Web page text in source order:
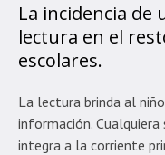
La incidencia de
lectura en el
escolares.
La lectura brinda al
información. Cualquiera
integra a la corriente